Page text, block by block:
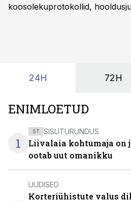
koosolekuprotokollid,
24H 72H
ENIMLOETUD
1
ST SISUTURUNDUS
Liivalaia kohtumaja on
ootab uut omanikku
UUDISED
Korteriühistute valus